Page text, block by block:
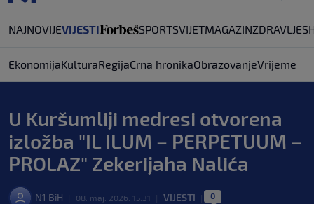
NAJNOVIJEVIJESTI SPORTSVIJETMAGAZINZDRAVLJE
EkonomijaKulturaRegijaCrna hronikaObrazovanjeVrijeme
U Kuršumliji medresi otvorena
izložba "IL ILUM – PERPETUUM –
PROLAZ" Zekerijaha Nalića
N1 BiH 08. maj. 2026. 15:31 VIJESTI 0